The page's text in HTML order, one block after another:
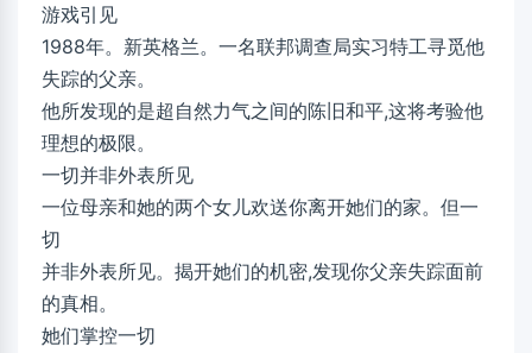
游戏引见
1988年。新英格兰。一名联邦调查局实习特工寻觅他
失踪的父亲。
他所发现的是超自然力气之间的陈旧和平,这将考验他
理想的极限。
一切并非外表所见
一位母亲和她的两个女儿欢送你离开她们的家。但一
切
并非外表所见。揭开她们的机密,发现你父亲失踪面前
的真相。
她们掌控一切